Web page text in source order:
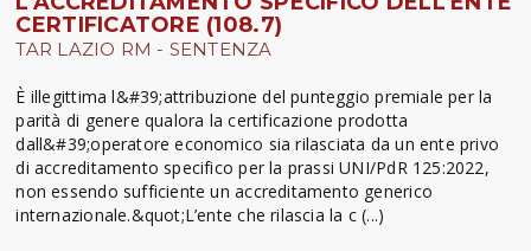
CERTIFICATORE (108.7)
TAR LAZIO RM - SENTENZA
È illegittima l&#39;attribuzione del punteggio premiale per la
parità di genere qualora la certificazione prodotta
dall&#39;operatore economico sia rilasciata da un ente privo
di accreditamento specifico per la prassi UNI/PdR 125:2022,
non essendo sufficiente un accreditamento generico
internazionale.&quot;L’ente che rilascia la c (...)